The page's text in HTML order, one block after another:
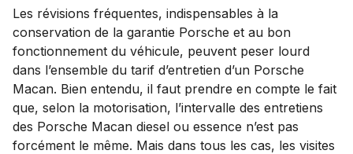
Les révisions fréquentes, indispensables à la
conservation de la garantie Porsche et au bon
fonctionnement du véhicule, peuvent peser lourd
dans l’ensemble du tarif d’entretien d’un Porsche
Macan. Bien entendu, il faut prendre en compte le fait
que, selon la motorisation, l’intervalle des entretiens
des Porsche Macan diesel ou essence n’est pas
forcément le même. Mais dans tous les cas, les visites